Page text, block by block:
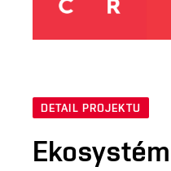
DETAIL PROJEKTU